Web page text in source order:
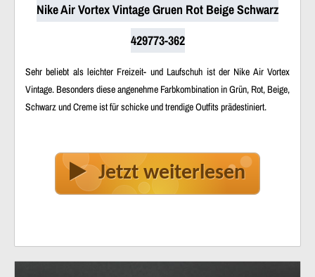
Nike Air Vortex Vintage Gruen Rot Beige Schwarz
429773-362
Sehr beliebt als leichter Freizeit- und Laufschuh ist der Nike Air Vortex
Vintage. Besonders diese angenehme Farbkombination in Grün, Rot, Beige,
Schwarz und Creme ist für schicke und trendige Outfits prädestiniert.
Jetzt weiterlesen